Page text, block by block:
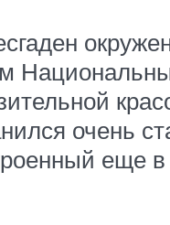
очень
еще